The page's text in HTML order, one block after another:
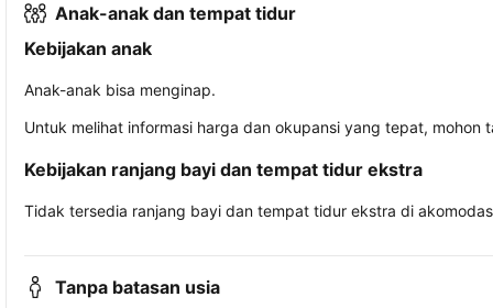
Anak-anak dan tempat tidur
Kebijakan anak
Anak-anak bisa menginap.
Untuk melihat informasi harga dan okupansi yang tepat,
Kebijakan ranjang bayi dan tempat tidur ekstra
Tidak tersedia ranjang bayi dan tempat tidur ekstra di
Tanpa batasan usia